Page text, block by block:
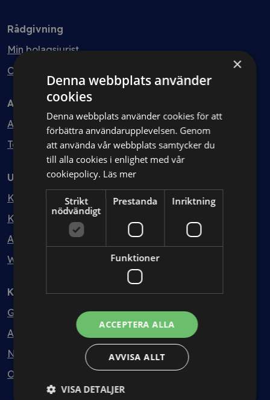
Rådgivning
Min bolagsjurist
Ombud
Avtal
Avtalshantering
Testa kostnadsfritt
Utbildning
Kurser
Kurspaket
Abonnemang
Webbinarium
Kunskapsbank
Guider
Avtalsmallar
Nyheter
Ordlista
×
Denna webbplats använder
cookies
Denna webbplats använder cookies för att
förbättra användarupplevelsen. Genom
att använda vår webbplats samtycker du
till alla cookies i enlighet med vår
cookiepolicy. Läs mer
Strikt
nödvändigt
Prestanda Inriktning
Funktioner
ACCEPTERA ALLA
AVVISA ALLT
VISA DETALJER